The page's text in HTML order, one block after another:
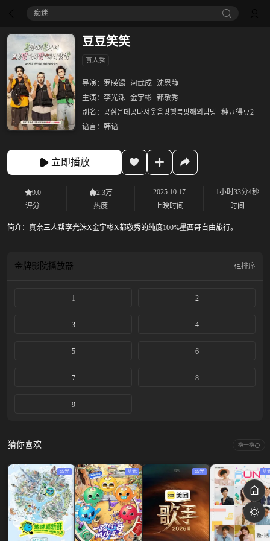
痴迷
豆豆笑笑
真人秀
导演： 罗暎锡 河武成 沈恩静
主演： 李光洙 金宇彬 都敬秀
别名： 콩심은데콩나서웃음팡행복팡해외탐방 种豆得豆2
语言： 韩语
立即播放
9.0
评分
2.3万
热度
2025.10.17
上映时间
1小时33分4秒
时间
简介： 真亲三人帮李光洙X金宇彬X都敬秀的纯度100%墨西哥自由旅行。
金牌影院播放器 排序
1 2
3 4
5 6
7 8
9
猜你喜欢 换一换
蓝光 蓝光 蓝光 蓝